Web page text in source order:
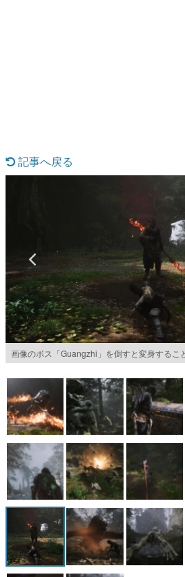
具体的な形から解き明かし
ゲームが変えた日本語
「経験値」「裏技」「ラス
の起源や用法の変遷を、コ
イニーP氏が徹底調査。
カテゴリ
特集記事
マンガ
女性向け
アプリレビュー
その他
電ファミニコゲーマーとは？
運営：株式会社マレ
記事へ戻る
画像のボス「Guangzhi」を倒すと変身するこ